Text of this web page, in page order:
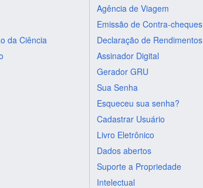
da Ciência
Agência de Viagem
Emissão de Contra-cheques
Declaração de Rendimentos
Assinador Digital
Gerador GRU
Sua Senha
Esqueceu sua senha?
Cadastrar Usuário
Livro Eletrônico
Dados abertos
Suporte a Propriedade
Intelectual